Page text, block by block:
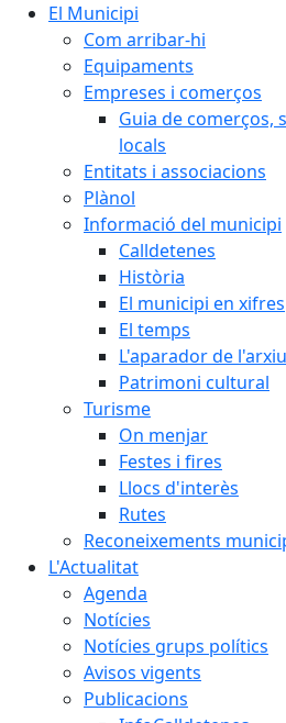
El Municipi
Com arribar-hi
Equipaments
Empreses i comerços
Guia de comerços,
locals
Entitats i associacions
Plànol
Informació del municipi
Calldetenes
Història
El municipi en xifres
El temps
L'aparador de l'arxiu
Patrimoni cultural
Turisme
On menjar
Festes i fires
Llocs d'interès
Rutes
Reconeixements
L'Actualitat
Agenda
Notícies
Notícies grups polítics
Avisos vigents
Publicacions